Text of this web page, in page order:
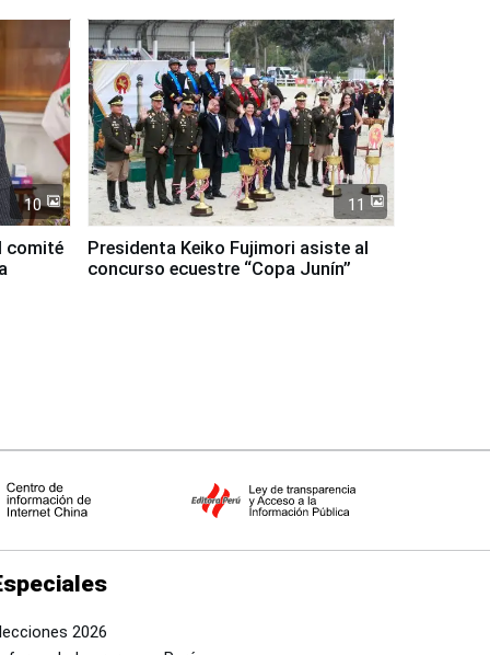
10
comité
11
Presidenta Keiko Fujimori asiste al
concurso ecuestre “Copa Junín”
2026